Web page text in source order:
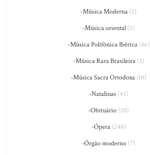
-Música Moderna (2)
-Música oriental (5)
-Música Polifônica Ibérica(46)
-Música Rara Brasileira (3)
-Música Sacra Ortodoxa (10)
-Natalinas(45)
-Obituário (20)
-Ópera(248)
-Órgão moderno (7)